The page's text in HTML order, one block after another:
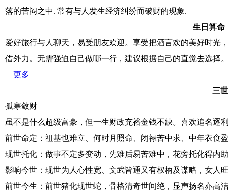
落的苦闷之中. 常有与人发生经济纠纷而破财的现象.
生日算命
爱好旅行与人聊天，易受朋友欢迎。享受把酒言欢的美好时光
借外力。无需强迫自己做哪一行，建议根据自己的直觉去选择。
更多
三
孤寒敛财
虽不是什么超级富豪，但一生财政充裕金钱不缺。喜欢追名逐
前世命定：祖基也难立、何时月照命、闭禄苦中求、中年衣食盈
现世托化：做事不定多变动，先难后易苦难中，花旁托化得内
影响今世：现世为人心性宽、文武皆通又有权柄及谋略，女人
前世今生：前世猪化现世蛇，骨格清奇世间绝，显声扬名亦高